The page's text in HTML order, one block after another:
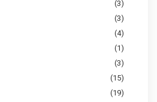
(3)
(3)
(4)
(1)
(3)
(15)
(19)